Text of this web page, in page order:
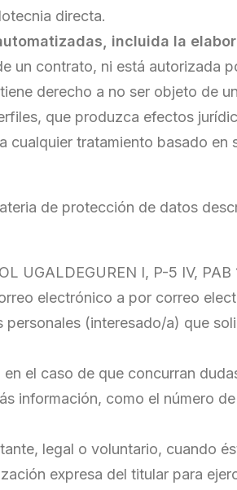
directa.
incluida la
un contrato, ni está autorizada
derecho a no ser objeto de
que produzca efectos
cualquier tratamiento basado
de protección de datos
UGALDEGUREN I, P-5 IV,
electrónico a por correo
(interesado/a) que
el caso de que concurran
información, como el número
legal o voluntario, cuando
expresa del titular para